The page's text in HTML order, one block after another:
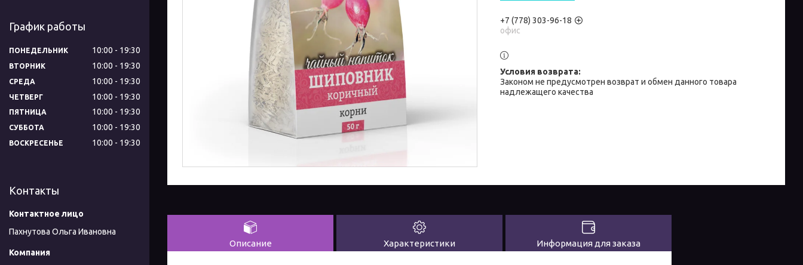
+7 (778) 303-96-18
офис
Законом не предусмотрен возврат и обмен данного товара
надлежащего качества
Описание Характеристики Информация для заказа
График работы
ПОНЕДЕЛЬНИК 10:00 19:30
ВТОРНИК 10:00 19:30
СРЕДА 10:00 19:30
ЧЕТВЕРГ 10:00 19:30
ПЯТНИЦА 10:00 19:30
СУББОТА 10:00 19:30
ВОСКРЕСЕНЬЕ 10:00 19:30
Контакты
Пахнутова Ольга Ивановна